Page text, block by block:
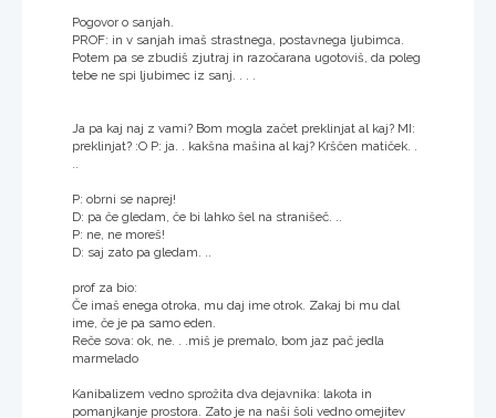
Pogovor o sanjah.
PROF: in v sanjah imaš strastnega, postavnega ljubimca.
Potem pa se zbudiš zjutraj in razočarana ugotoviš, da poleg
tebe ne spi ljubimec iz sanj. . . .
Ja pa kaj naj z vami? Bom mogla začet preklinjat al kaj? MI:
preklinjat? :O P: ja. . kakšna mašina al kaj? Krščen matiček. .
P: obrni se naprej!
D: pa če gledam, če bi lahko šel na stranišeč. ..
P: ne, ne moreš!
D: saj zato pa gledam. ..
prof za bio:
Če imaš enega otroka, mu daj ime otrok. Zakaj bi mu dal
ime, če je pa samo eden.
Reče sova: ok, ne. . .miš je premalo, bom jaz pač jedla
marmelado
Kanibalizem vedno sprožita dva dejavnika: lakota in
pomanjkanje prostora. Zato je na naši šoli vedno omejitev